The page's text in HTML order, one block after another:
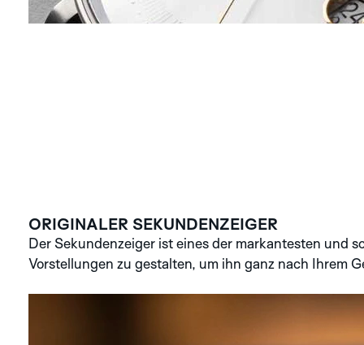
ORIGINALER SEKUNDENZEIGER
Der Sekundenzeiger ist eines der markantesten und
Vorstellungen zu gestalten, um ihn ganz nach Ihrem